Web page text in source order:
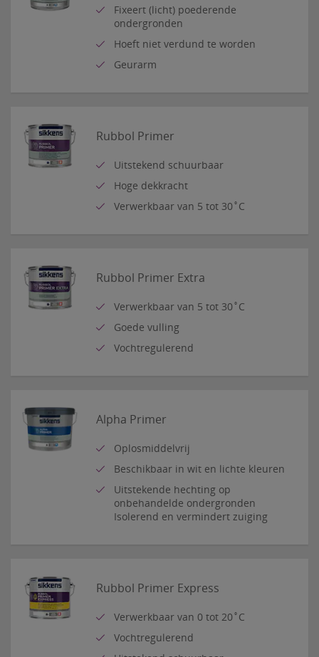
Fixeert (licht) poederende
ondergronden
Hoeft niet verdund te worden
Geurarm
Rubbol Primer
Uitstekend schuurbaar
Hoge dekkracht
Verwerkbaar van 5 tot 30˚C
Rubbol Primer Extra
Verwerkbaar van 5 tot 30˚C
Goede vulling
Vochtregulerend
Alpha Primer
Oplosmiddelvrij
Beschikbaar in wit en lichte kleuren
Uitstekende hechting op
onbehandelde ondergronden
Isolerend en vermindert zuiging
Rubbol Primer Express
Verwerkbaar van 0 tot 20˚C
Vochtregulerend